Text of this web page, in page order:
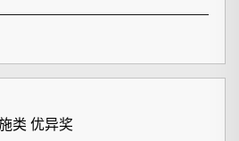
类 优异奖